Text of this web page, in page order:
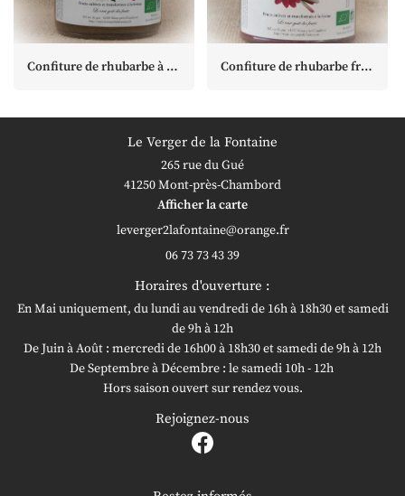
Confiture de rhubarbe à la fleur de sureau Confiture de rhubarbe framboise
Le Verger de la Fontaine
265 rue du Gué
41250 Mont-près-Chambord
Afficher la carte
06 73 73 43 39
Horaires d'ouverture :
En Mai uniquement, du lundi au vendredi de 16h à 18h30 et samedi
de 9h à 12h
De Juin à Août : mercredi de 16h00 à 18h30 et samedi de 9h à 12h
De Septembre à Décembre : le samedi 10h - 12h
Hors saison ouvert sur rendez vous.
Rejoignez-nous